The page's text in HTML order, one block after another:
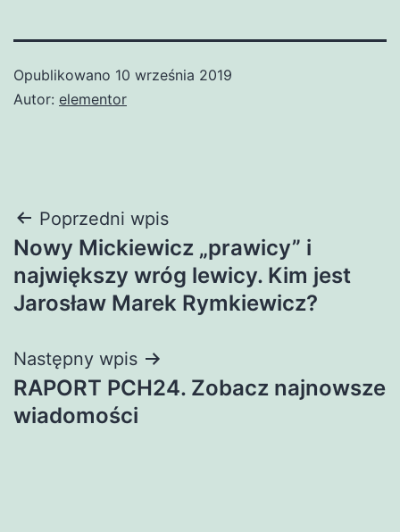
Opublikowano 10 września 2019
Autor: elementor
Nawigacja
wpisu
Poprzedni wpis
Nowy Mickiewicz „prawicy” i
największy wróg lewicy. Kim jest
Jarosław Marek Rymkiewicz?
Następny wpis
RAPORT PCH24. Zobacz najnowsze
wiadomości